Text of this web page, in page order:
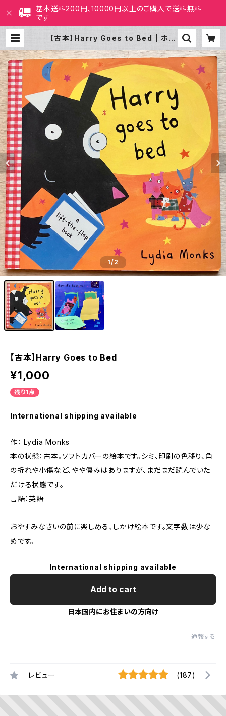
基本送料200円、10000円以上のご購入で送料無料
です
【古本】Harry Goes to Bed | ホホ
1/2
【古本】Harry Goes to Bed
¥1,000
残り1点
International shipping available
作： Lydia Monks
本の状態：古本。ソフトカバーの絵本です。シミ、印刷の色移り、角
の折れや小傷など、やや傷みはありますが、まだまだ読んでいた
だける状態です。
言語：英語
おやすみなさいの前に楽しめる、しかけ絵本です。文字数は少な
めです。
International shipping available
Add to cart
日本国内にお住まいの方向け
通報する
レビュー (187)